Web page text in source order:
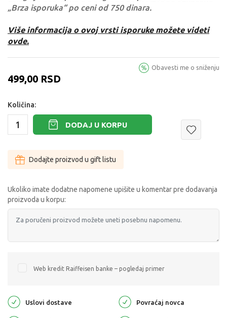
„Brza isporuka“ po ceni od 750 dinara.
Više informacija o ovoj vrsti isporuke možete videti
ovde.
499,00 RSD
Obavesti me o sniženju
Količina:
DODAJ U KORPU
Dodajte proizvod u gift listu
Ukoliko imate dodatne napomene upišite u komentar pre dodavanja
proizvoda u korpu:
Web kredit Raiffeisen banke – pogledaj primer
Uslovi dostave Povraćaj novca